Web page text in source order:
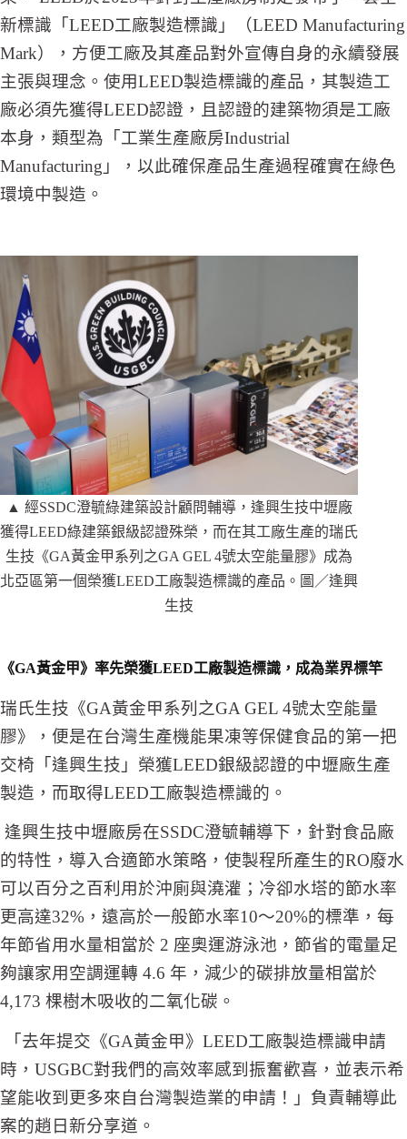
新標識「LEED工廠製造標識」（LEED Manufacturing
Mark），方便工廠及其產品對外宣傳自身的永續發展
主張與理念。使用LEED製造標識的產品，其製造工
廠必須先獲得LEED認證，且認證的建築物須是工廠
本身，類型為「工業生產廠房Industrial
Manufacturing」，以此確保產品生產過程確實在綠色
環境中製造。
▲ 經SSDC澄毓綠建築設計顧問輔導，逢興生技中壢廠
獲得LEED綠建築銀級認證殊榮，而在其工廠生產的瑞氏
生技《GA黃金甲系列之GA GEL 4號太空能量膠》成為
北亞區第一個榮獲LEED工廠製造標識的產品。圖／逢興
生技
《GA黃金甲》率先榮獲LEED工廠製造標識，成為業界標竿
瑞氏生技《GA黃金甲系列之GA GEL 4號太空能量
膠》，便是在台灣生產機能果凍等保健食品的第一把
交椅「逢興生技」榮獲LEED銀級認證的中壢廠生產
製造，而取得LEED工廠製造標識的。
逢興生技中壢廠房在SSDC澄毓輔導下，針對食品廠
的特性，導入合適節水策略，使製程所產生的RO廢水
可以百分之百利用於沖廁與澆灌；冷卻水塔的節水率
更高達32%，遠高於一般節水率10～20%的標準，每
年節省用水量相當於 2 座奧運游泳池，節省的電量足
夠讓家用空調運轉 4.6 年，減少的碳排放量相當於
4,173 棵樹木吸收的二氧化碳。
「去年提交《GA黃金甲》LEED工廠製造標識申請
時，USGBC對我們的高效率感到振奮歡喜，並表示希
望能收到更多來自台灣製造業的申請！」負責輔導此
案的趙日新分享道。